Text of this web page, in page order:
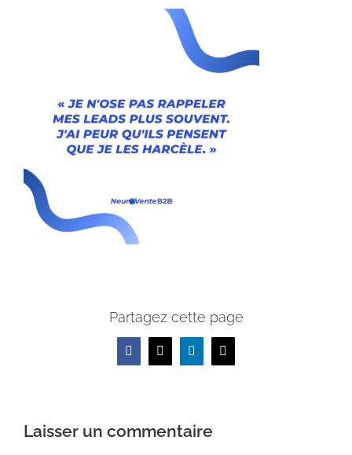
Partagez cette page
Facebook
X LinkedInEmail
Laisser un commentaire